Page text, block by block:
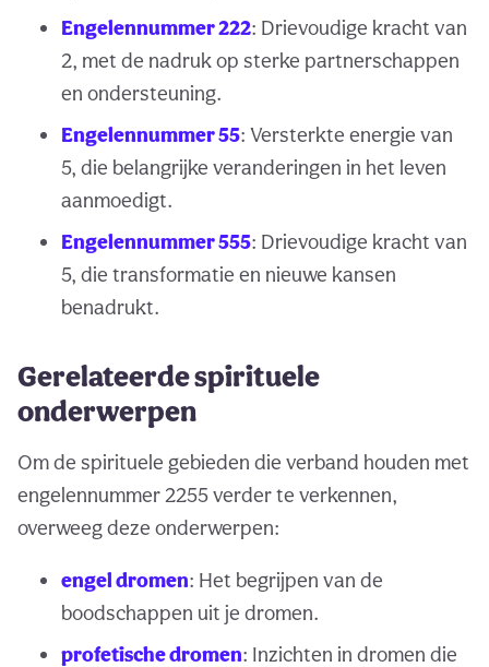
Engelennummer 222: Drievoudige kracht van
2, met de nadruk op sterke partnerschappen
en ondersteuning.
Engelennummer 55: Versterkte energie van
5, die belangrijke veranderingen in het leven
aanmoedigt.
Engelennummer 555: Drievoudige kracht van
5, die transformatie en nieuwe kansen
benadrukt.
Gerelateerde spirituele
onderwerpen
Om de spirituele gebieden die verband houden met
engelennummer 2255 verder te verkennen,
overweeg deze onderwerpen:
engel dromen: Het begrijpen van de
boodschappen uit je dromen.
profetische dromen: Inzichten in dromen die